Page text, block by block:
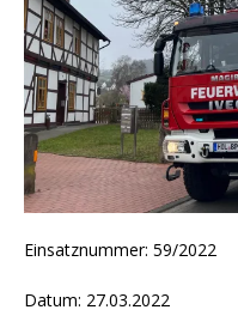
Einsatznummer: 59/2022
Datum: 27.03.2022